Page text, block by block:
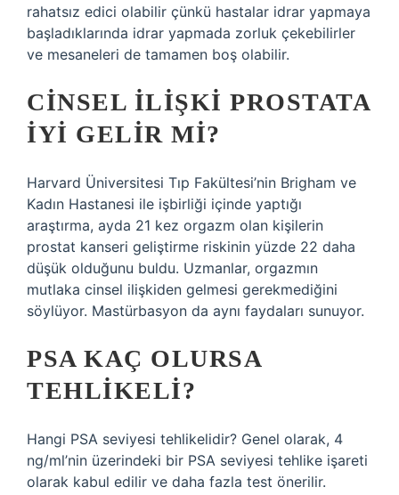
rahatsız edici olabilir çünkü hastalar idrar yapmaya
başladıklarında idrar yapmada zorluk çekebilirler
ve mesaneleri de tamamen boş olabilir.
CINSEL ILIŞKI PROSTATA
IYI GELIR MI?
Harvard Üniversitesi Tıp Fakültesi’nin Brigham ve
Kadın Hastanesi ile işbirliği içinde yaptığı
araştırma, ayda 21 kez orgazm olan kişilerin
prostat kanseri geliştirme riskinin yüzde 22 daha
düşük olduğunu buldu. Uzmanlar, orgazmın
mutlaka cinsel ilişkiden gelmesi gerekmediğini
söylüyor. Mastürbasyon da aynı faydaları sunuyor.
PSA KAÇ OLURSA
TEHLIKELI?
Hangi PSA seviyesi tehlikelidir? Genel olarak, 4
ng/ml’nin üzerindeki bir PSA seviyesi tehlike işareti
olarak kabul edilir ve daha fazla test önerilir.